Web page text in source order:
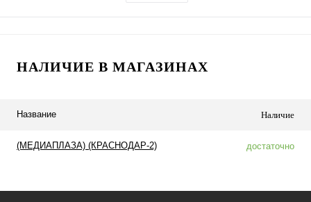
НАЛИЧИЕ В МАГАЗИНАХ
Название Наличие
(МЕДИАПЛАЗА) (КРАСНОДАР-2) достаточно